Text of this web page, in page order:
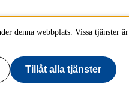
denna webbplats. Vissa tjänster är
Tillåt alla tjänster